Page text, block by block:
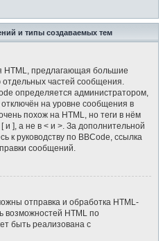
и типы создаваемых тем
HTML, предлагающая большие
частей сообщения.
определяется администратором,
на уровне сообщения в
похож на HTML, но теги в нём
и ], а не в < и >. За дополнительной
к руководству по BBCode, ссылка
сообщений.
отправка и обработка HTML-
возможностей HTML по
быть реализована с